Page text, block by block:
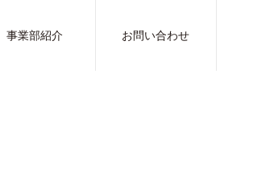
事業部紹介 お問い合わせ